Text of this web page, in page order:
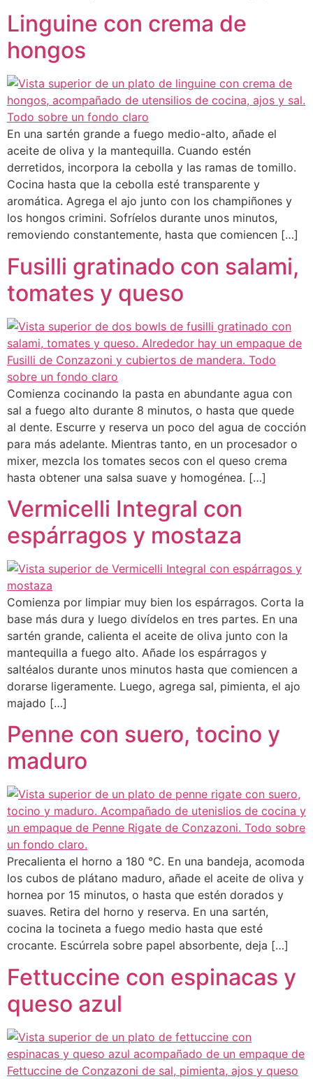
Linguine con crema de
hongos
En una sartén grande a fuego medio-alto, añade el
aceite de oliva y la mantequilla. Cuando estén
derretidos, incorpora la cebolla y las ramas de tomillo.
Cocina hasta que la cebolla esté transparente y
aromática. Agrega el ajo junto con los champiñones y
los hongos crimini. Sofríelos durante unos minutos,
removiendo constantemente, hasta que comiencen […]
Fusilli gratinado con salami,
tomates y queso
Comienza cocinando la pasta en abundante agua con
sal a fuego alto durante 8 minutos, o hasta que quede
al dente. Escurre y reserva un poco del agua de cocción
para más adelante. Mientras tanto, en un procesador o
mixer, mezcla los tomates secos con el queso crema
hasta obtener una salsa suave y homogénea. […]
Vermicelli Integral con
espárragos y mostaza
Comienza por limpiar muy bien los espárragos. Corta la
base más dura y luego divídelos en tres partes. En una
sartén grande, calienta el aceite de oliva junto con la
mantequilla a fuego alto. Añade los espárragos y
saltéalos durante unos minutos hasta que comiencen a
dorarse ligeramente. Luego, agrega sal, pimienta, el ajo
majado […]
Penne con suero, tocino y
maduro
Precalienta el horno a 180 °C. En una bandeja, acomoda
los cubos de plátano maduro, añade el aceite de oliva y
hornea por 15 minutos, o hasta que estén dorados y
suaves. Retira del horno y reserva. En una sartén,
cocina la tocineta a fuego medio hasta que esté
crocante. Escúrrela sobre papel absorbente, deja […]
Fettuccine con espinacas y
queso azul